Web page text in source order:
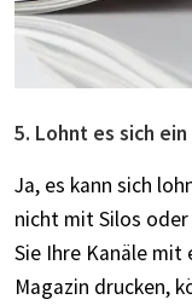
5. Lohnt es sich
Ja, es kann sich
nicht mit Silos
Sie Ihre Kanäle mit
Magazin drucken,